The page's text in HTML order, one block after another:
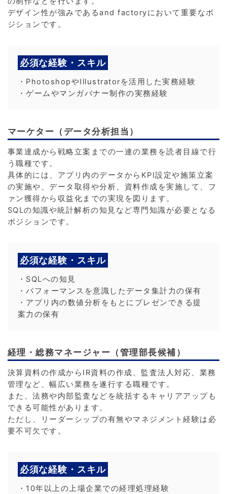
デザイン性が強みであるand factoryにおいて重要なポ
ジションです。
必須な経験・スキル
・PhotoshopやIllustratorを活用した実務経験
・ゲームやマンガバナー制作の実務経験
マーケター（データ分析担当）
事業達成から戦略立案までの一連の業務を読者目線で行
う職種です。
具体的には、アプリ内のデータからKPI設定や施策立案
の実施や、データ取得や分析、資料作成を実施して、フ
ァン獲得から収益化までの実現を図ります。
SQLの知識や統計解析の知見など専門知識が必要となる
ポジションです。
必須な経験・スキル
・SQLへの知見
・パフォーマンスを意識したデータ集計力の保有
・アプリ内の数値分析をもとにプレゼンできる提
案力の保有
経理・総務マネージャー（管理部長候補）
決算資料の作成からIR資料の作成、監査法人対応、業務
管理など、幅広い業務を遂行する職種です。
また、法務や内部監査などを統括するキャリアアップも
できる可能性があります。
ただし、リーダーシップの有無やマネジメント経験は必
要不可欠です。
必須な経験・スキル
・10年以上の上場企業での経理処理経験